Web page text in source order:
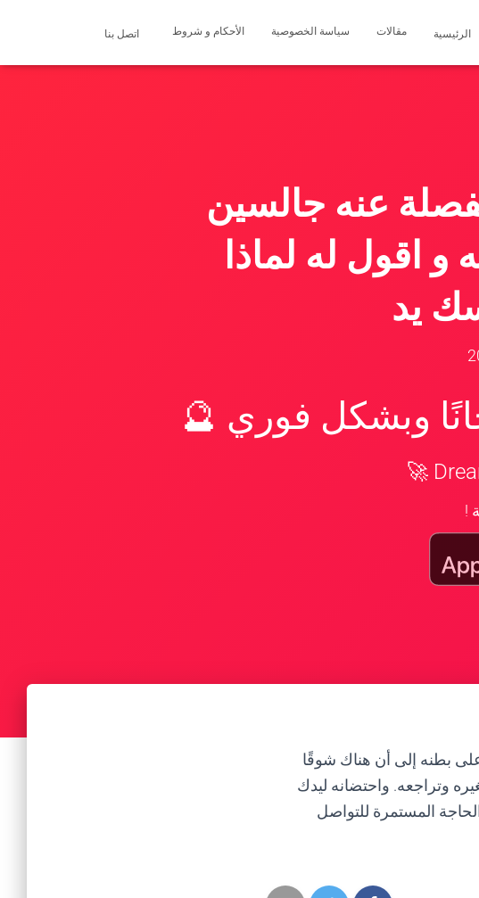
الرئيسية مقالات سياسة الخصوصية الأحكام و شروط اتصل بنا
عنه جالسين
اقول له لماذا
يد
وبشكل فوري 🔮
!
بطنه إلى أن هناك شوقًا
وتراجعه. واحتضانه ليدك
المستمرة للتواصل